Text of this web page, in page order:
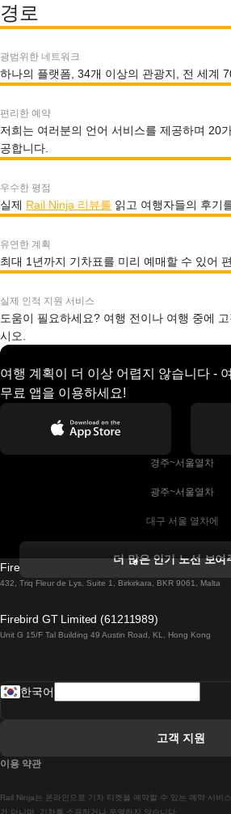
경로
광범위한 네트워크
하나의 플랫폼, 34개 이상의 관광지, 전 세계
편리한 예약
저희는 여러분의 언어 서비스를 제공하며 20
공합니다.
우수한 평점
실제 Rail Ninja 리뷰를 읽고 여행자들의 후기
유연한 계획
최대 1년까지 기차표를 미리 예매할 수 있어
실제 인적 지원 서비스
도움이 필요하세요? 여행 전이나 여행 중에
시오.
여행 계획이 더 이상 어렵지 않습니다 -
무료 앱을 이용하세요!
경주~서울열차
광주~서울열차
대구 서울 열차에
더블린에서 골웨이 열차
로마에서 나폴리 열차
더 많은 인기 노선 보여
Firebird GT Limited (OC 1451)
432, Triq Fleur de Lys, Suite 1, Birkirkara, BKR 9061, Malta
Firebird GT Limited (61211989)
Unit G 15/F Tal Building 49 Austin Road, KL, Hong Kong
Rail Ninja는 온라인으로 기차 티켓을 예약할 수 있는 예약 서비
가 아니며, 기차를 소유하거나 운영하지 않습니다.
한국어
고객 지원
이용 약관